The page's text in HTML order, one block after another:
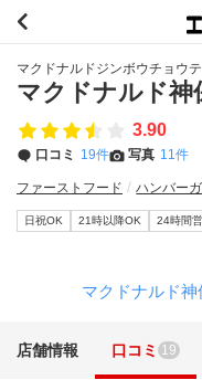
マクドナルドジンボウチョウ
マクドナルド神
3.90
口コミ 19件 写真 11件
ファーストフード ハンバー
日祝OK 21時以降OK 24時間
マクドナルド
店舗情報 口コミ 19